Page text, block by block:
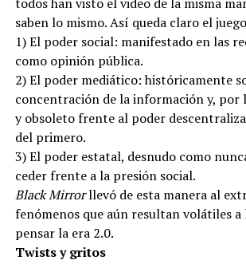
saben lo mismo. Así queda claro el
1) El poder social: manifestado en las
como opinión pública.
2) El poder mediático: históricamente
concentración de la información y,
y obsoleto frente al poder
del primero.
3) El poder estatal, desnudo como
ceder frente a la presión social.
Black Mirrorllevó de esta manera al
fenómenos que aún resultan volátiles a
pensar la era 2.0.
Twists y gritos